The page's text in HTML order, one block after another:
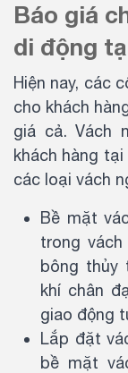
Báo giá
di động
Hiện nay, các
cho khách
giá cả. Vách
khách hàng
các loại vách
Bề mặt
trong
bông thủy
khí chân
giao động
Lắp đặt
bề mặt